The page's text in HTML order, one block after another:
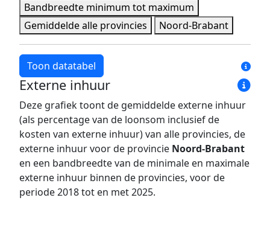
Bandbreedte minimum tot maximum
Gemiddelde alle provincies
Noord-Brabant
Toon datatabel
Jaar Bandbreedte minimum
Bandbreedte
2018 431 pers.
1.515 pers.
2019 438 pers.
1.597 pers.
2020 458 pers.
1.627 pers.
2021 458 pers.
1.607 pers.
2022
493 pers.
1.701 pers.
Externe inhuur
Deze grafiek toont de gemiddelde externe inhuur
(als percentage van de loonsom inclusief de
kosten van externe inhuur) van alle provincies, de
externe inhuur voor de provincie Noord-Brabant
en een bandbreedte van de minimale en maximale
externe inhuur binnen de provincies, voor de
periode 2018 tot en met 2025.